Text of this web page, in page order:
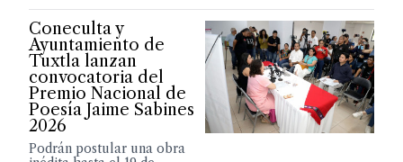
Coneculta y
Ayuntamiento de
Tuxtla lanzan
convocatoria del
Premio Nacional de
Poesía Jaime Sabines
2026
Podrán postular una obra